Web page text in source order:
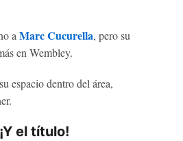
aMarc Cucurella, pero su
en Wembley.
espacio dentro del área,
el título!